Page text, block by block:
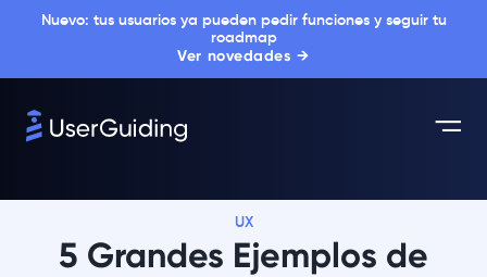
Nuevo: tus usuarios ya pueden pedir funciones y seguir tu
roadmap
Ver novedades →
UX
5 Grandes Ejemplos de